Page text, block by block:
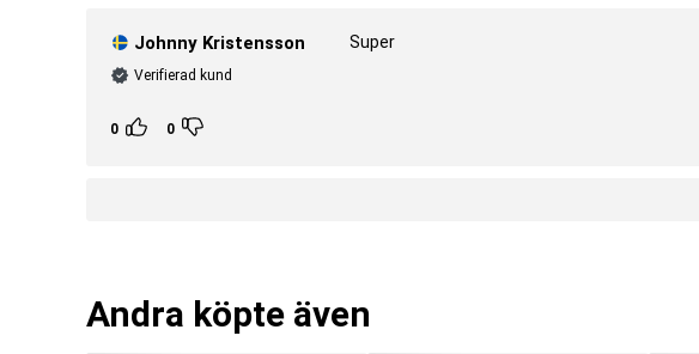
Johnny Kristensson
Verifierad kund
0 0
Super
Andra köpte även